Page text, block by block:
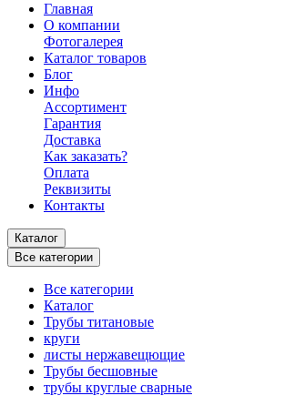
Главная
О компании
Фотогалерея
Каталог товаров
Блог
Инфо
Ассортимент
Гарантия
Доставка
Как заказать?
Оплата
Реквизиты
Контакты
Каталог
Все категории
Все категории
Каталог
Трубы титановые
круги
листы нержавещющие
Трубы бесшовные
трубы круглые сварные